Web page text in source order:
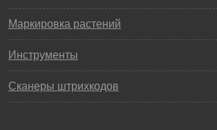
Маркировка растений
Инструменты
Сканеры штрихкодов